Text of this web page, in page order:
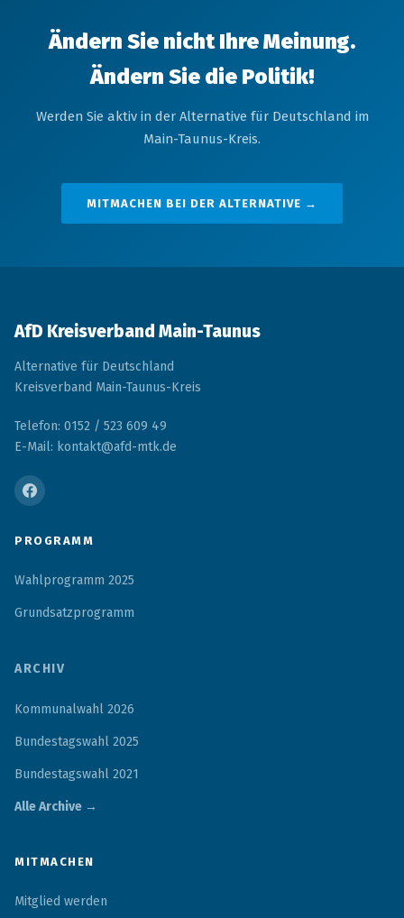
Ändern Sie nicht Ihre Meinung.
Ändern Sie die Politik!
Werden Sie aktiv in der Alternative für Deutschland im
Main-Taunus-Kreis.
MITMACHEN BEI DER ALTERNATIVE →
AfD Kreisverband Main-Taunus
Alternative für Deutschland
Kreisverband Main-Taunus-Kreis
Telefon: 0152 / 523 609 49
E-Mail: kontakt@afd-mtk.de
PROGRAMM
Wahlprogramm 2025
Grundsatzprogramm
ARCHIV
Kommunalwahl 2026
Bundestagswahl 2025
Bundestagswahl 2021
Alle Archive →
MITMACHEN
Mitglied werden